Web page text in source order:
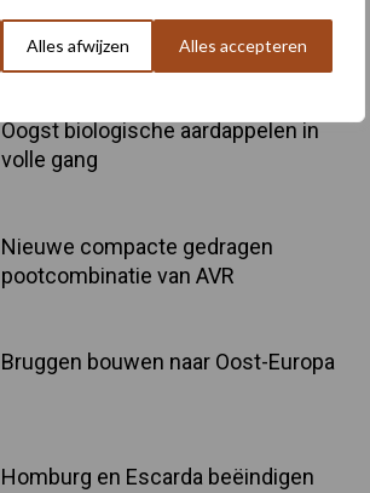
Alles afwijzen Alles accepteren
"Hoge verwachtingen van schijven
voor kouters"
Oogst biologische aardappelen in
volle gang
Nieuwe compacte gedragen
pootcombinatie van AVR
Bruggen bouwen naar Oost-Europa
Homburg en Escarda beëindigen